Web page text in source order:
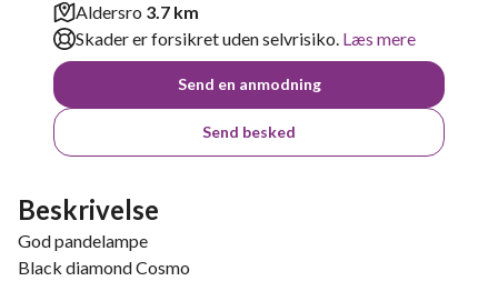
Aldersro 3.7 km
Skader er forsikret uden selvrisiko. Læs mere
Send en anmodning
Send besked
Beskrivelse
God pandelampe
Black diamond Cosmo